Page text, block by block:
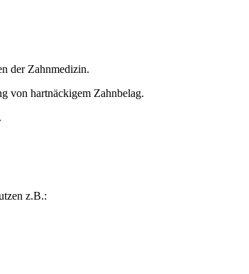
der Zahnmedizin.
von hartnäckigem Zahnbelag.
z.B.: